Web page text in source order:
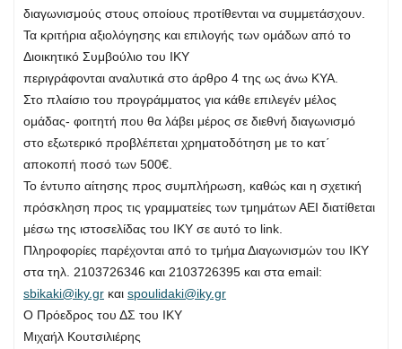
διαγωνισμούς στους οποίους προτίθενται να συμμετάσχουν.
Τα κριτήρια αξιολόγησης και επιλογής των ομάδων από το
Διοικητικό Συμβούλιο του ΙΚΥ
περιγράφονται αναλυτικά στο άρθρο 4 της ως άνω ΚΥΑ.
Στο πλαίσιο του προγράμματος για κάθε επιλεγέν μέλος
ομάδας- φοιτητή που θα λάβει μέρος σε διεθνή διαγωνισμό
στο εξωτερικό προβλέπεται χρηματοδότηση με το κατ΄
αποκοπή ποσό των 500€.
Το έντυπο αίτησης προς συμπλήρωση, καθώς και η σχετική
πρόσκληση προς τις γραμματείες των τμημάτων ΑΕΙ διατίθεται
μέσω της ιστοσελίδας του ΙΚΥ σε αυτό το link.
Πληροφορίες παρέχονται από το τμήμα Διαγωνισμών του ΙΚΥ
στα τηλ. 2103726346 και 2103726395 και στα email:
sbikaki@iky.gr και spoulidaki@iky.gr
Ο Πρόεδρος του ΔΣ του ΙΚΥ
Μιχαήλ Κουτσιλιέρης